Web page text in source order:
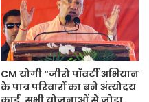
CM योगी “जीरो पॉवर्टी अभियान
के पात्र परिवारों का बने अंत्योदय